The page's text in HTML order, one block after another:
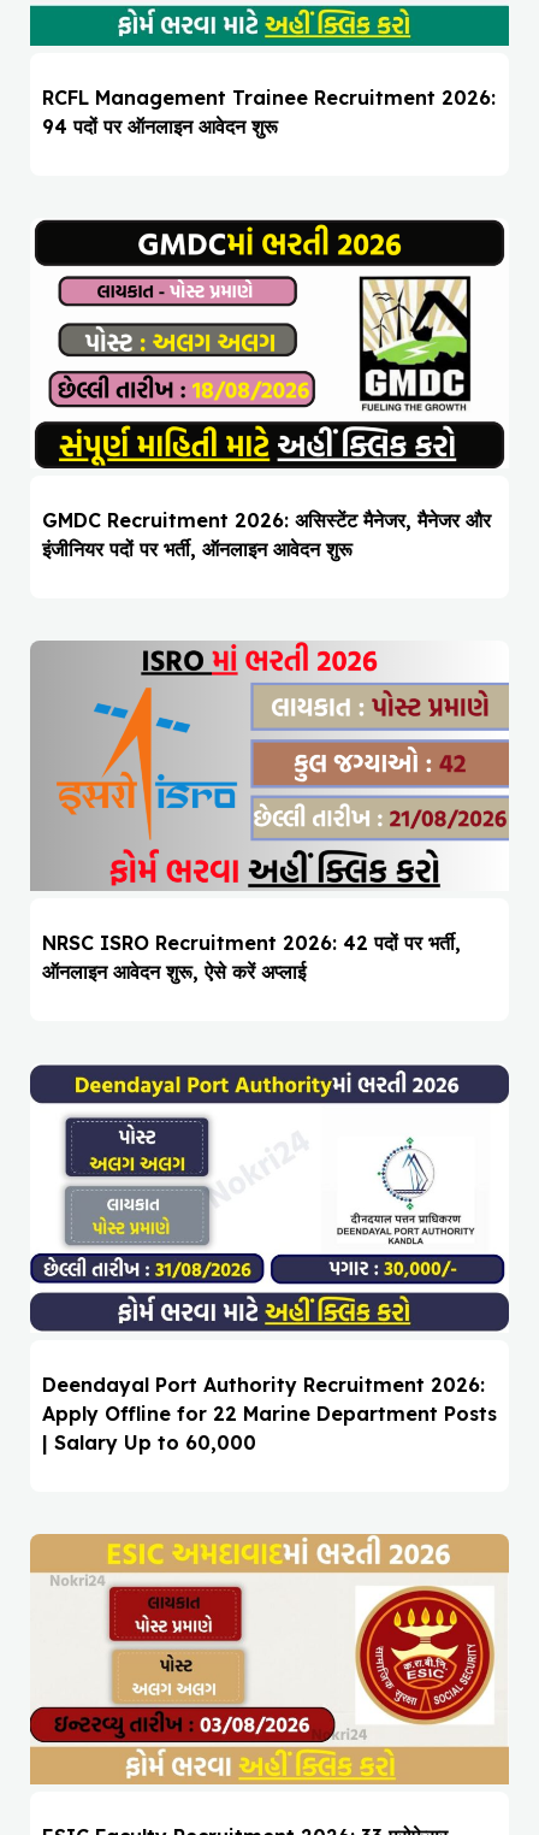
RCFL Management Trainee Recruitment 2026:
94 पदों पर ऑनलाइन आवेदन शुरू
GMDC Recruitment 2026: असिस्टेंट मैनेजर, मैनेजर और
इंजीनियर पदों पर भर्ती, ऑनलाइन आवेदन शुरू
NRSC ISRO Recruitment 2026: 42 पदों पर भर्ती,
ऑनलाइन आवेदन शुरू, ऐसे करें अप्लाई
Deendayal Port Authority Recruitment 2026:
Apply Offline for 22 Marine Department Posts
| Salary Up to ₹60,000